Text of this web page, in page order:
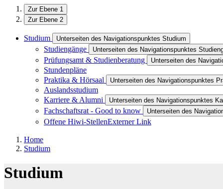
Zur Ebene 1
Zur Ebene 2
Studium Unterseiten des Navigationspunktes Studium
Studiengänge Unterseiten des Navigationspunktes
Prüfungsamt & Studienberatung Unterseiten des
Stundenpläne
Praktika & Hörsaal
Unterseiten des Navigationspunktes
Auslandsstudium
Karriere & Alumni
Unterseiten des Navigationspunktes
Fachschaftsrat - Good to know Unterseiten des
Offene Hiwi-StellenExterner Link
Home
Studium
Studium